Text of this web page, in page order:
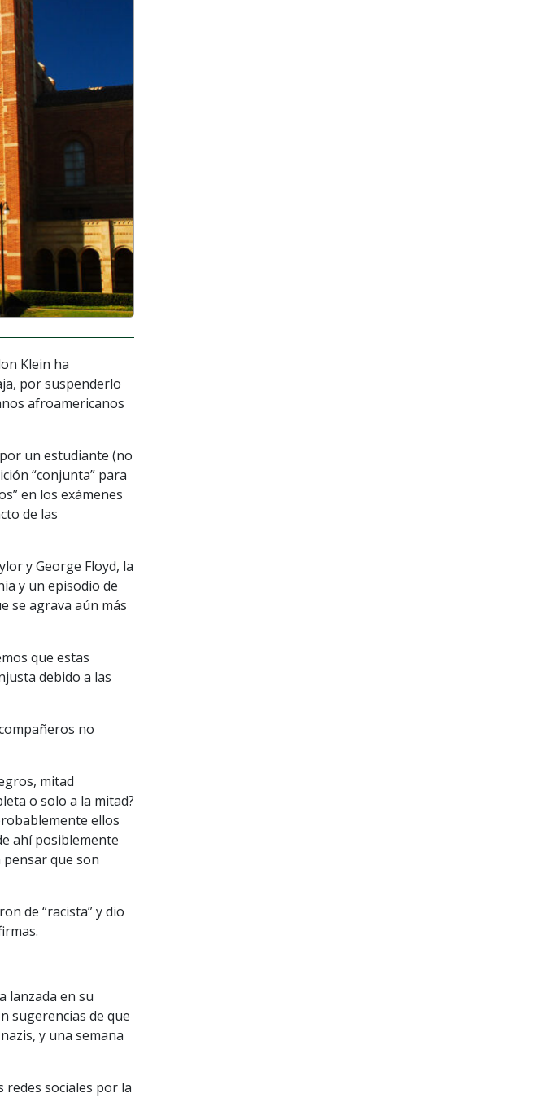
Klein ha
por suspenderlo
afroamericanos
un estudiante (no
“conjunta” para
en los exámenes
de las
y George Floyd, la
y un episodio de
se agrava aún más
que estas
debido a las
no
mitad
o solo a la mitad?
ellos
ahí posiblemente
que son
de “racista” y dio
lanzada en su
sugerencias de que
y una semana
redes sociales por la